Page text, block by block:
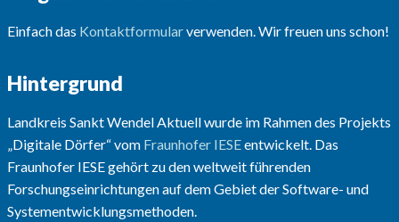
Einfach das Kontaktformularverwenden. Wir freuen uns schon!
Hintergrund
Landkreis Sankt Wendel Aktuell wurde im Rahmen des Projekts
„Digitale Dörfer“ vom Fraunhofer IESEentwickelt. Das
Fraunhofer IESE gehört zu den weltweit führenden
Forschungseinrichtungen auf dem Gebiet der Software- und
Systementwicklungsmethoden.